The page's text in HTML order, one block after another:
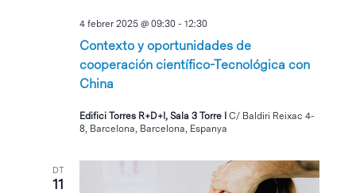
Contexto y oportunidades de
cooperación científico-Tecnológica con
China
4 febrer 2025 @ 09:30 -12:30
Edifici Torres R+D+I, Sala 3 Torre IC/ Baldiri Reixac 4-
8, Barcelona, Barcelona, Espanya
DT
11